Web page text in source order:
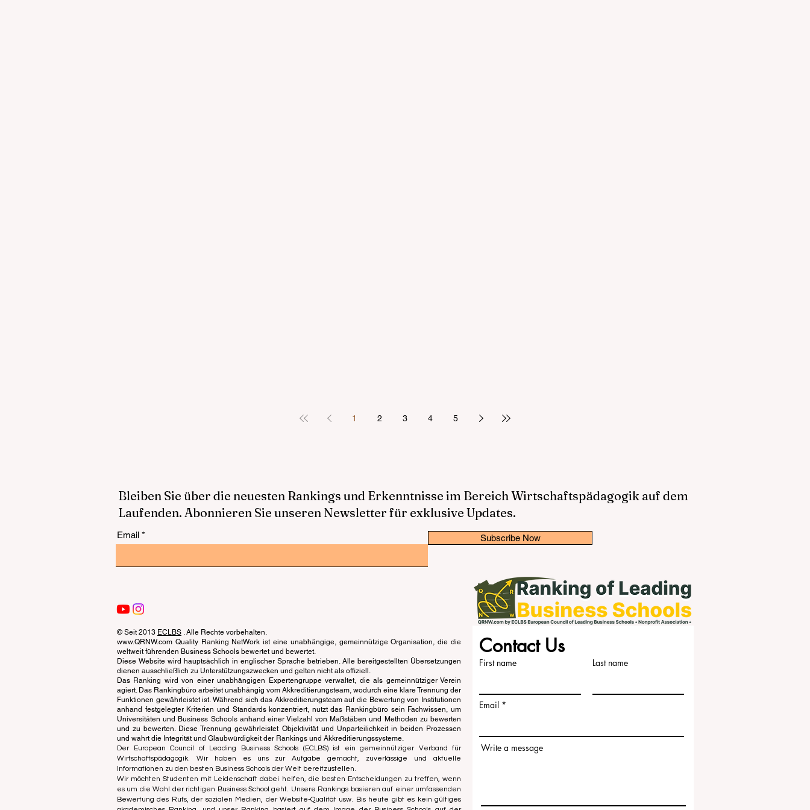
1 2 3 4 5
Bleiben Sie über die neuesten Rankings und Erkenntnisse im Bereich Wirtschaftspädagogik auf dem
Laufenden. Abonnieren Sie unseren Newsletter für exklusive Updates.
Email Subscribe Now
© Seit 2013 ECLBS . Alle Rechte vorbehalten.
www.QRNW.com Quality Ranking NetWork ist eine unabhängige, gemeinnützige Organisation, die die
weltweit führenden Business Schools bewertet und bewertet.
Diese Website wird hauptsächlich in englischer Sprache betrieben. Alle bereitgestellten Übersetzungen
dienen ausschließlich zu Unterstützungszwecken und gelten nicht als offiziell.
Das Ranking wird von einer unabhängigen Expertengruppe verwaltet, die als gemeinnütziger Verein
agiert. Das Rankingbüro arbeitet unabhängig vom Akkreditierungsteam, wodurch eine klare Trennung der
Funktionen gewährleistet ist. Während sich das Akkreditierungsteam auf die Bewertung von Institutionen
anhand festgelegter Kriterien und Standards konzentriert, nutzt das Rankingbüro sein Fachwissen, um
Universitäten und Business Schools anhand einer Vielzahl von Maßstäben und Methoden zu bewerten
und zu bewerten. Diese Trennung gewährleistet Objektivität und Unparteilichkeit in beiden Prozessen
und wahrt die Integrität und Glaubwürdigkeit der Rankings und Akkreditierungssysteme.
Der European Council of Leading Business Schools (ECLBS) ist ein gemeinnütziger Verband für
Wirtschaftspädagogik. Wir haben es uns zur Aufgabe gemacht, zuverlässige und aktuelle
Informationen zu den besten Business Schools der Welt bereitzustellen.
Wir möchten Studenten mit Leidenschaft dabei helfen, die besten Entscheidungen zu treffen, wenn
es um die Wahl der richtigen Business School geht. Unsere Rankings basieren auf einer umfassenden
Bewertung des Rufs, der sozialen Medien, der Website-Qualität usw. Bis heute gibt es kein gültiges
Contact Us
First name Last name
Email
Write a message